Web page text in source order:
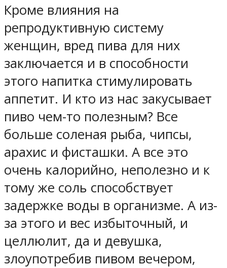
Кроме влияния на
репродуктивную систему
женщин, вред пива для них
заключается и в способности
этого напитка стимулировать
аппетит. И кто из нас закусывает
пиво чем-то полезным? Все
больше соленая рыба, чипсы,
арахис и фисташки. А все это
очень калорийно, неполезно и к
тому же соль способствует
задержке воды в организме. А из-
за этого и вес избыточный, и
целлюлит, да и девушка,
злоупотребив пивом вечером,